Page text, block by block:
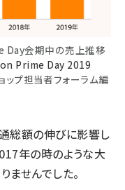
会期中の売上推移
Prime Day 2019
ップ担当者フォーラム編
総額の伸びに影響し
年の時のような大
せんでした。